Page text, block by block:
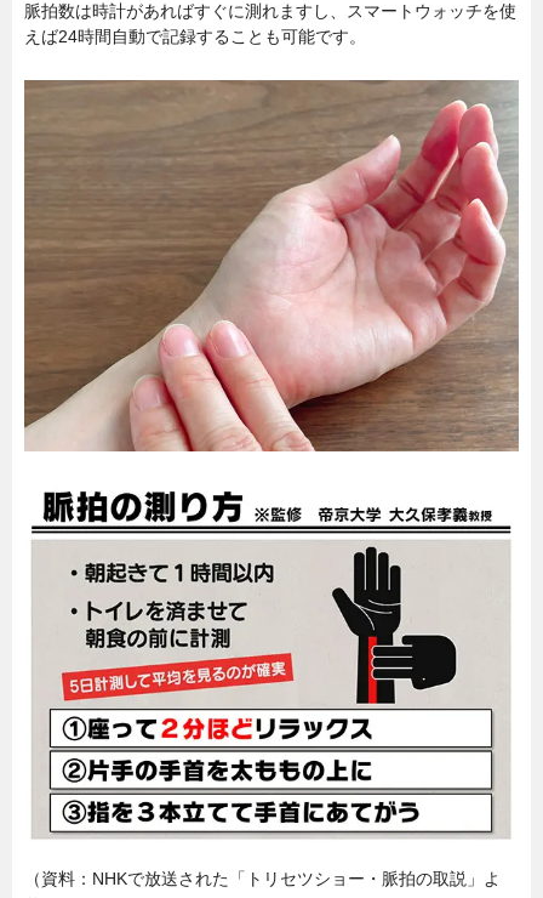
脈拍数は時計があればすぐに測れますし、スマートウォッチを使
えば24時間自動で記録することも可能です。
（資料：NHKで放送された「トリセツショー・脈拍の取説」よ